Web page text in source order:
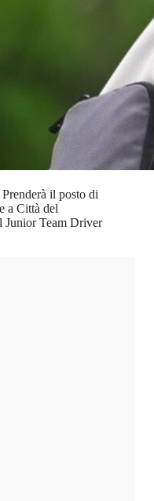
il posto di
a Città del
Junior Team Driver